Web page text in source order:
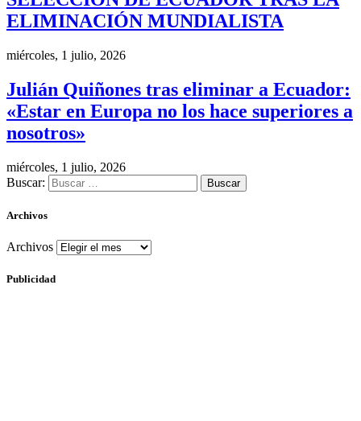
ELIMINACIÓN MUNDIALISTA
miércoles, 1 julio, 2026
Julián Quiñones tras eliminar a Ecuador:
«Estar en Europa no los hace superiores a
nosotros»
miércoles, 1 julio, 2026
Buscar:
Archivos
Archivos
Publicidad